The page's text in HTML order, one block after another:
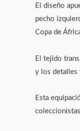
El diseño
pecho
Copa de
El tejido
y los detalles
Esta